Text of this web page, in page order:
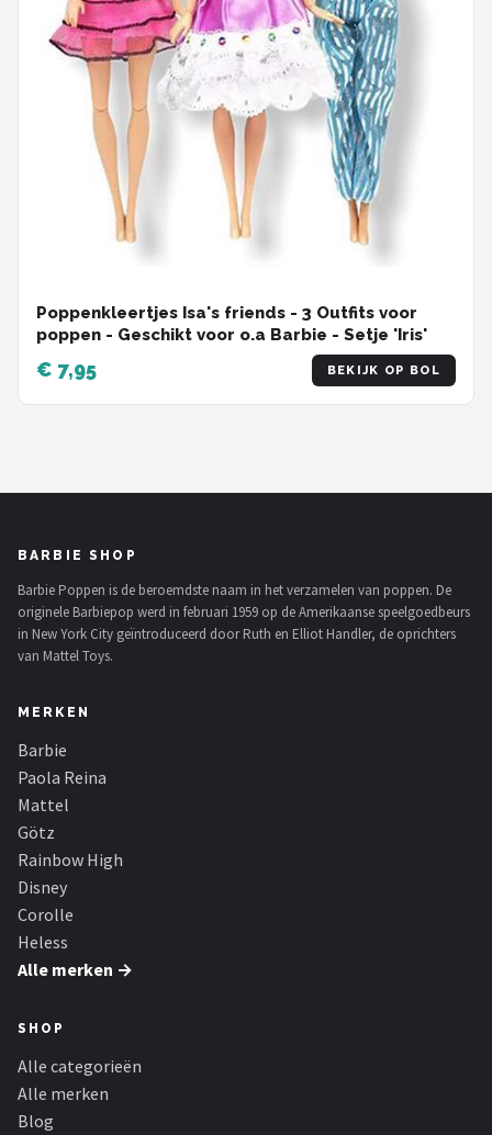
Poppenkleertjes Isa's friends - 3 Outfits voor
poppen - Geschikt voor o.a Barbie - Setje 'Iris'
€ 7,95 BEKIJK OP BOL
BARBIE SHOP
Barbie Poppen is de beroemdste naam in het verzamelen van poppen. De
originele Barbiepop werd in februari 1959 op de Amerikaanse speelgoedbeurs
in New York City geïntroduceerd door Ruth en Elliot Handler, de oprichters
van Mattel Toys.
MERKEN
Barbie
Paola Reina
Mattel
Götz
Rainbow High
Disney
Corolle
Heless
Alle merken →
SHOP
Alle categorieën
Alle merken
Blog